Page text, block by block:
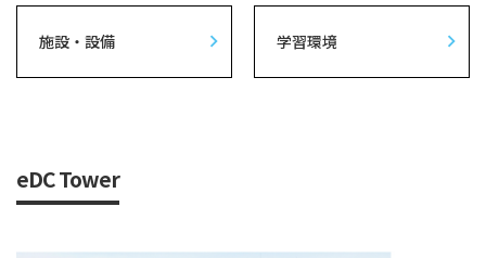
施設・設備 学習環境
eDC Tower